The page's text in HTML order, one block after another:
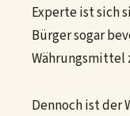
Experte ist sich
Bürger sogar
Währungsmittel
Dennoch ist der